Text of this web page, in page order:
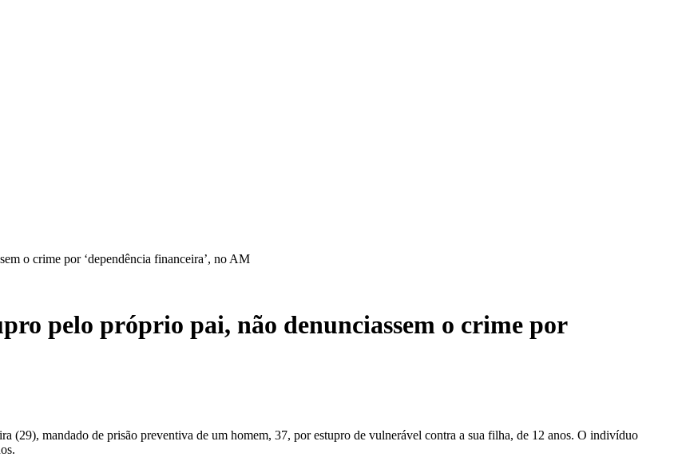
o crime por ‘dependência financeira’, no AM
pelo próprio pai, não denunciassem o crime por
(29), mandado de prisão preventiva de um homem, 37, por estupro de vulnerável contra a sua filha, de 12 anos. O indivíduo